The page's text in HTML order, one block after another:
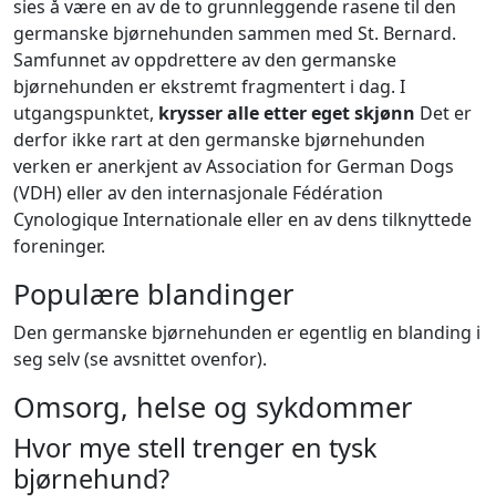
sies å være en av de to grunnleggende rasene til den
germanske bjørnehunden sammen med St. Bernard.
Samfunnet av oppdrettere av den germanske
bjørnehunden er ekstremt fragmentert i dag. I
utgangspunktet, krysser alle etter eget skjønn Det er
derfor ikke rart at den germanske bjørnehunden
verken er anerkjent av Association for German Dogs
(VDH) eller av den internasjonale Fédération
Cynologique Internationale eller en av dens tilknyttede
foreninger.
Populære blandinger
Den germanske bjørnehunden er egentlig en blanding i
seg selv (se avsnittet ovenfor).
Omsorg, helse og sykdommer
Hvor mye stell trenger en tysk
bjørnehund?